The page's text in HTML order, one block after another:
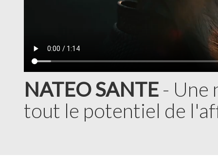
NATEO SANTE - Une
tout le potentiel de